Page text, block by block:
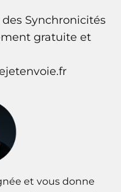
Synchronicités
gratuite et
et vous donne